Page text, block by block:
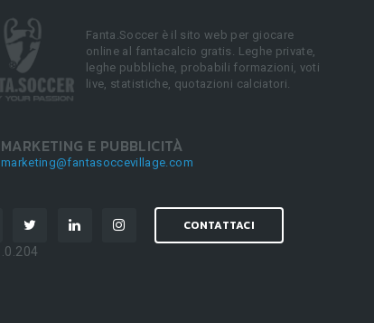
Fanta.Soccer è il sito web per giocare
online al fantacalcio gratis. Leghe private,
leghe pubbliche, probabili formazioni, voti
live, statistiche, quotazioni calciatori.
MARKETING E PUBBLICITÀ
marketing@fantasoccevillage.com
CONTATTACI